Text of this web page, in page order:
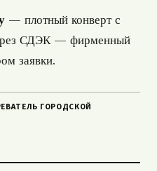
— плотный конверт с
СДЭК — фирменный
заявки.
ГОРОДСКОЙ